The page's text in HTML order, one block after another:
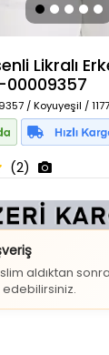
Likralı
00009357
/ Koyuyeşil /
(2)
aldıktan sonra